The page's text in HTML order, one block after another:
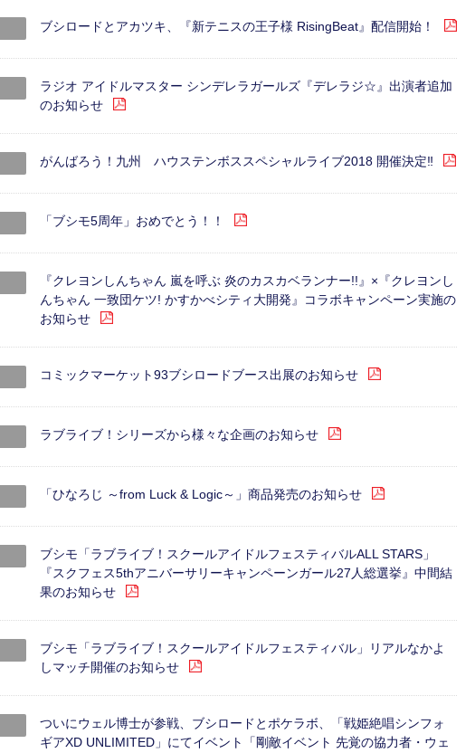
ブシロードとアカツキ、『新テニスの王子様 RisingBeat』配信開始！
ラジオ アイドルマスター シンデレラガールズ『デレラジ☆』出演者追加
のお知らせ
がんばろう！九州 ハウステンボススペシャルライブ2018 開催決定‼
「ブシモ5周年」おめでとう！！
『クレヨンしんちゃん 嵐を呼ぶ 炎のカスカベランナー!!』×『クレヨンし
んちゃん 一致団ケツ! かすかべシティ大開発』コラボキャンペーン実施の
お知らせ
コミックマーケット93ブシロードブース出展のお知らせ
ラブライブ！シリーズから様々な企画のお知らせ
「ひなろじ ～from Luck & Logic～」商品発売のお知らせ
ブシモ「ラブライブ！スクールアイドルフェスティバルALL STARS」
『スクフェス5thアニバーサリーキャンペーンガール27人総選挙』中間結
果のお知らせ
ブシモ「ラブライブ！スクールアイドルフェスティバル」リアルなかよ
しマッチ開催のお知らせ
ついにウェル博士が参戦、ブシロードとポケラボ、「戦姫絶唱シンフォ
ギアXD UNLIMITED」にてイベント「剛敵イベント 先覚の協力者・ウェ